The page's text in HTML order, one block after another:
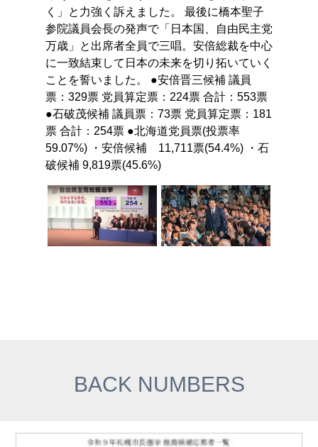
く」と力強く訴えました。 最後に橋本聖子
参院議員会長の発声で「日本国、自由民主党
万歳」と出席者全員で三唱。安倍総裁を中心
に一致結束して日本の未来を切り拓いていく
ことを誓いました。 ●安倍晋三候補 議員
票：329票 党員算定票：224票 合計：553票
●石破茂候補 議員票：73票 党員算定票：181
票 合計：254票 ●北海道党員票(投票率
59.07%) ・安倍候補 11,711票(54.4%) ・石
破候補 9,819票(45.6%)
BACK NUMBERS